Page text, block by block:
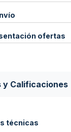
ofertas
y Calificaciones
técnicas